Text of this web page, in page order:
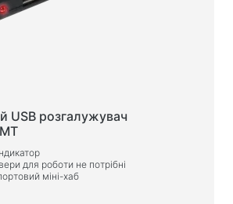
для ноутбуків
USB розгалужувач
для роботи не потрібні
міні-хаб